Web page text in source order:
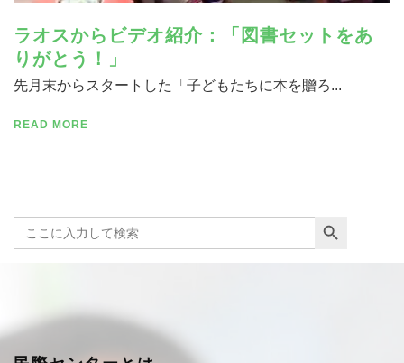
ラオスからビデオ紹介：「図書セットをあ
りがとう！」
先月末からスタートした「子どもたちに本を贈ろ...
READ MORE
Search
for:
Search Button